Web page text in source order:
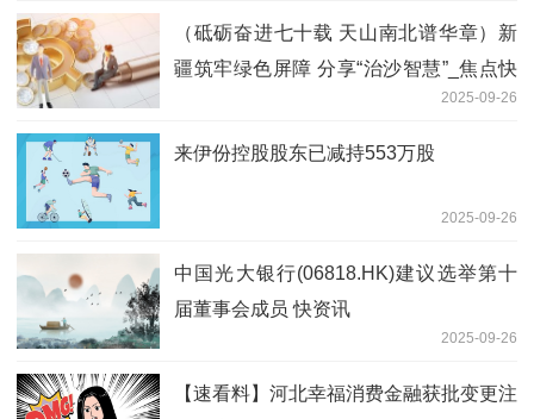
（砥砺奋进七十载 天山南北谱华章）新
疆筑牢绿色屏障 分享“治沙智慧”_焦点快
2025-09-26
来伊份控股股东已减持553万股
2025-09-26
中国光大银行(06818.HK)建议选举第十
届董事会成员 快资讯
2025-09-26
【速看料】河北幸福消费金融获批变更注